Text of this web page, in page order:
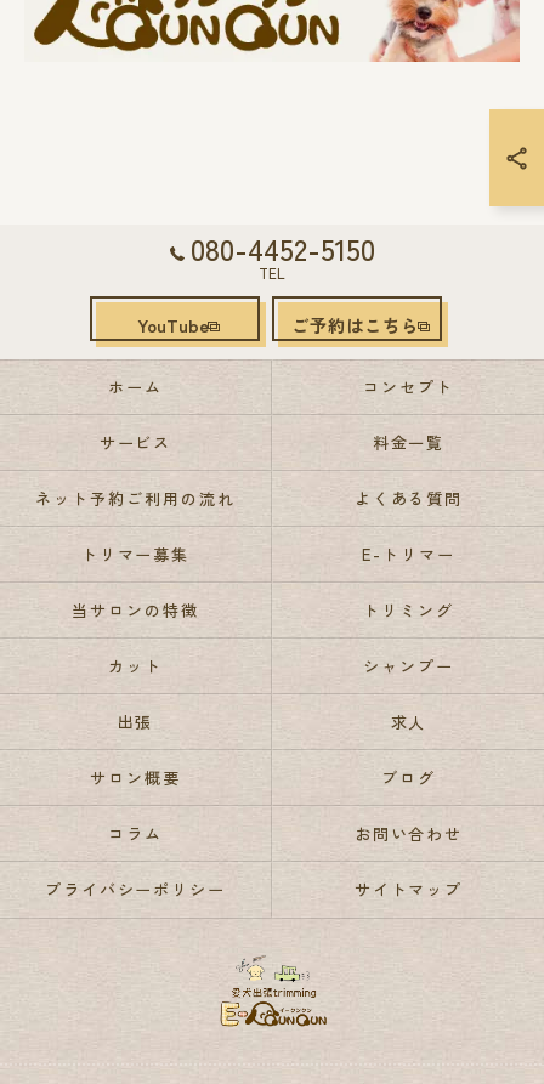
080-4452-5150
TEL
YouTube ご予約はこちら
ホーム コンセプト
サービス 料金一覧
ネット予約ご利用の流れ よくある質問
トリマー募集 E-トリマー
当サロンの特徴 トリミング
カット シャンプー
出張 求人
サロン概要 ブログ
コラム お問い合わせ
プライバシーポリシー サイトマップ